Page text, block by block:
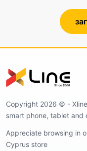
Copyright 2026 ©️ -
smart phone, tablet and
Appreciate browsing in
Cyprus store